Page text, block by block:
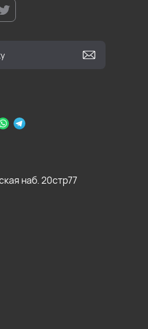
наб. 20стр77